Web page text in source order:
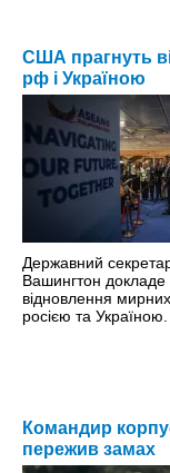
США прагнуть
рф і Україною
Державний
Вашингтон
відновлення
росією та Україною.
Командир
пережив замах